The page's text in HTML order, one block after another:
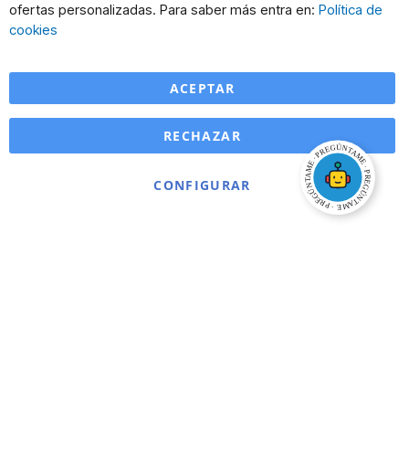
ofertas personalizadas. Para saber más entra en: Política de
cookies
ACEPTAR
CONFIGURAR
RECHAZAR